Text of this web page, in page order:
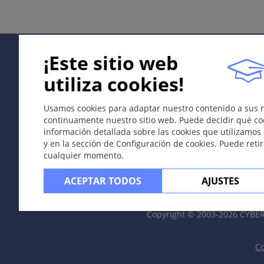
Pezón, axila, genitales, parte baja del abdomen,
Dermatopatología
Proliferación de células tumorales grandes y claras
Complicaciones
Asociación con un carcinoma intraductal de mama
Diagnóstico diferencial
Eczemas del pezón, eczemas perianales,psoriasis.
Prevention & Therapy
Exéresis quirúrgica con márgenes ajustados al
¡Este sitio web
utiliza cookies!
Usamos cookies para adaptar nuestro contenido a sus
continuamente nuestro sitio web. Puede decidir qué
información detallada sobre las cookies que
y en la sección de Configuración de cookies. Puede
cualquier momento.
ACEPTAR TODOS AJUSTES
Copyright © 2003-2026